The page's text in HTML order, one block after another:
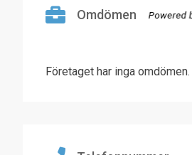
Omdömen
Företaget har inga omdömen.